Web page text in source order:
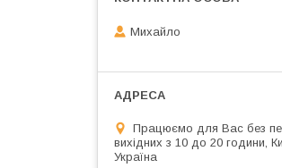
Михайло
Працюємо для Вас без
вихідних з 10 до 20 години,
Україна